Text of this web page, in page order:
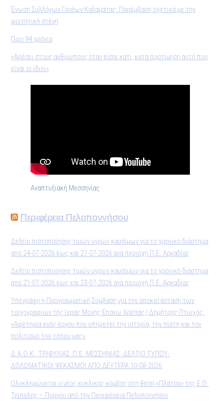
Ένωση Συλλόγων Γονέων Καλαμάτας: Παρέμβαση σχετικά με την
φοιτητική στέγη
Πριν 94 χρόνια
«Αρέσει στους ανθρώπους όταν είσαι κάτι, κατά προτίμηση αυτό που
είναι οι ίδιοι»
Αναπτυξιακή Μεσσηνίας
Περιφέρεια Πελοποννήσου
Δελτίο πιστοποίησης τιμών υγρών καυσίμων για το χρονικό διάστημα
από 24-07-2026 έως και 27-07-2026 ανά περιοχή Π.Ε. Αρκαδίας
Δελτίο πιστοποίησης τιμών υγρών καυσίμων για το χρονικό διάστημα
από 21-07-2026 έως και 23-07-2026 ανά περιοχή Π.Ε. Αρκαδίας
Υπεγράφη η Προγραμματική Σύμβαση για την αποκατάσταση των
τοιχογραφιών της Ιεράς Μονής Επάνω Χρέπας | Δημήτρης Πτωχός:
«Αφετηρία ενός έργου που υπηρετεί την ιστορία, την πίστη και τον
πολιτισμό του τόπου μας»
Δ.Α.Ο.Κ. ΤΡΙΦΥΛΙΑΣ Π.Ε. ΜΕΣΣΗΝΙΑΣ -ΔΕΛΤΙΟ ΤΥΠΟΥ-
ΔΟΛΩΜΑΤΙΚΟΙ ΨΕΚΑΣΜΟΙ ΑΠΟ ΔΕΥΤΕΡΑ 10-08-2026
Ολοκληρώνεται ο νέος κυκλικός κόμβος στη θέση «Πλάτσα» της Ε.Ο.
Τρίπολης – Πύργου από την Περιφέρεια Πελοποννήσου